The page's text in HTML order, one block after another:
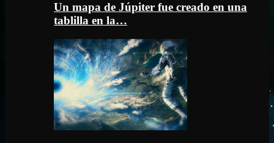
Un mapa de Júpiter fue creado en una
tablilla en la…